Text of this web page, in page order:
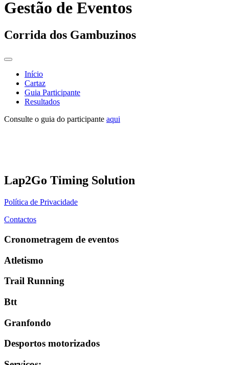
Gestão de Eventos
Corrida dos Gambuzinos
Início
Cartaz
Guia Participante
Resultados
Consulte o guia do participante aqui
Lap2Go Timing Solution
Política de Privacidade
Contactos
Cronometragem de eventos
Atletismo
Trail Running
Btt
Granfondo
Desportos motorizados